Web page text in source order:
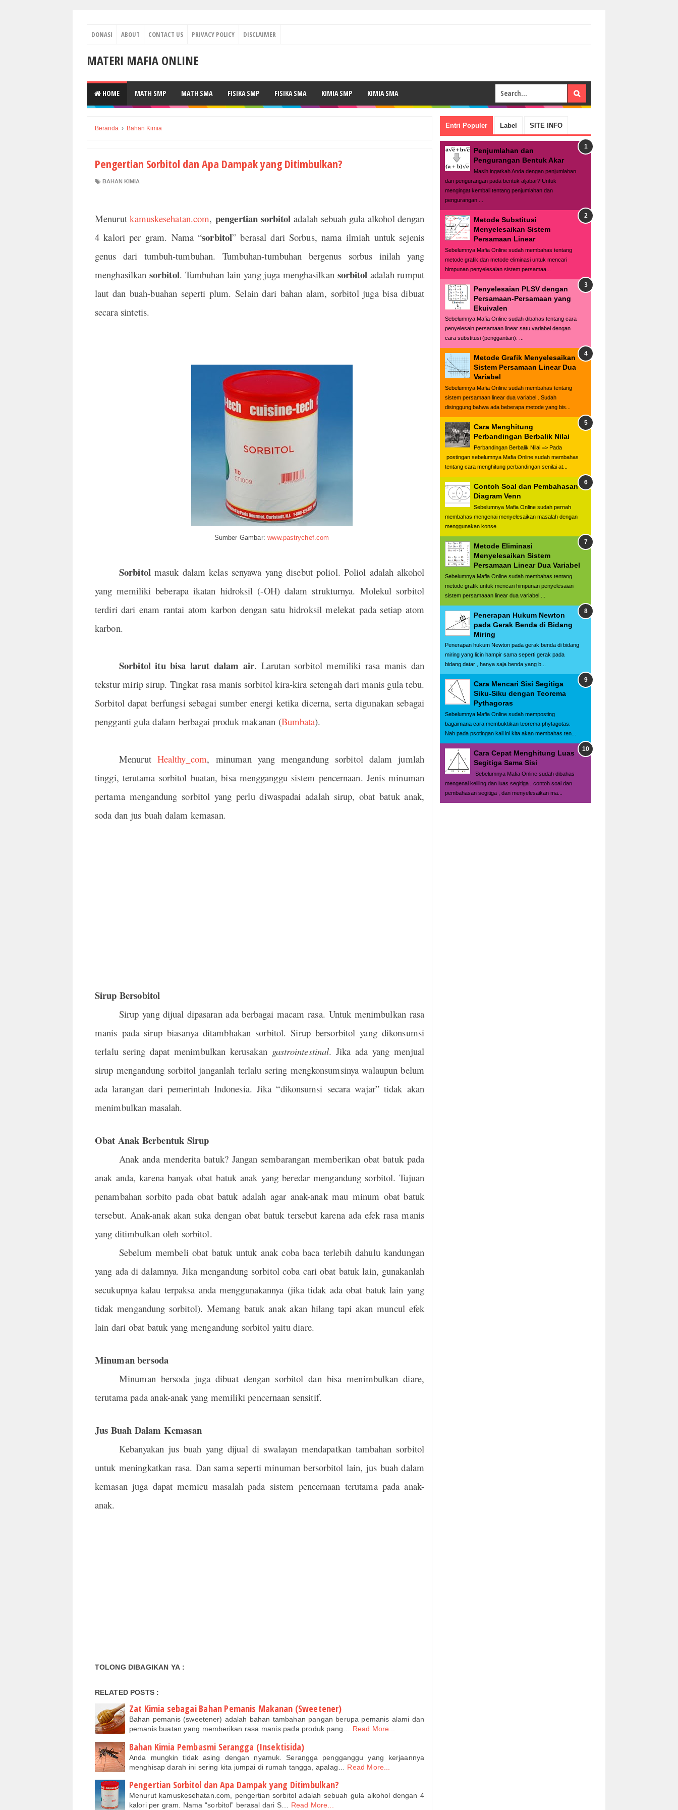
DONASI ABOUT CONTACT US PRIVACY POLICY DISCLAIMER
MATERI MAFIA ONLINE
HOME MATH SMP MATH SMA FISIKA SMP FISIKA SMA KIMIA SMP KIMIA SMA
Beranda › Bahan Kimia
Pengertian Sorbitol dan Apa Dampak yang Ditimbulkan?
BAHAN KIMIA
Menurutkamuskesehatan.com, pengertian sorbitol adalah sebuah gula alkohol dengan
4 kalori per gram. Nama “sorbitol” berasal dari Sorbus, nama ilmiah untuk sejenis
genus dari tumbuh-tumbuhan. Tumbuhan-tumbuhan bergenus sorbus inilah yang
menghasilkan sorbitol. Tumbuhan lain yang juga menghasilkan sorbitol adalah rumput
laut dan buah-buahan seperti plum. Selain dari bahan alam, sorbitol juga bisa dibuat
secara sintetis.
Sumber Gambar:www.pastrychef.com
Sorbitolmasuk dalam kelas senyawa yang disebut poliol. Poliol adalah alkohol
yang memiliki beberapa ikatan hidroksil (-OH) dalam strukturnya. Molekul sorbitol
terdiri dari enam rantai atom karbon dengan satu hidroksil melekat pada setiap atom
karbon.
Sorbitol itu bisa larut dalam air. Larutan sorbitol memiliki rasa manis dan
tekstur mirip sirup. Tingkat rasa manis sorbitol kira-kira setengah dari manis gula tebu.
Sorbitol dapat berfungsi sebagai sumber energi ketika dicerna, serta digunakan sebagai
pengganti gula dalam berbagai produk makanan (Bumbata).
Menurut Healthy_com, minuman yang mengandung sorbitol dalam jumlah
tinggi, terutama sorbitol buatan, bisa mengganggu sistem pencernaan. Jenis minuman
pertama mengandung sorbitol yang perlu diwaspadai adalah sirup, obat batuk anak,
soda dan jus buah dalam kemasan.
Sirup Bersobitol
Sirup yang dijual dipasaran ada berbagai macam rasa. Untuk menimbulkan rasa
manis pada sirup biasanya ditambhakan sorbitol. Sirup bersorbitol yang dikonsumsi
terlalu sering dapat menimbulkan kerusakan gastrointestinal. Jika ada yang menjual
sirup mengandung sorbitol janganlah terlalu sering mengkonsumsinya walaupun belum
ada larangan dari pemerintah Indonesia. Jika “dikonsumsi secara wajar” tidak akan
menimbulkan masalah.
Obat Anak Berbentuk Sirup
Anak anda menderita batuk? Jangan sembarangan memberikan obat batuk pada
anak anda, karena banyak obat batuk anak yang beredar mengandung sorbitol. Tujuan
penambahan sorbito pada obat batuk adalah agar anak-anak mau minum obat batuk
tersebut. Anak-anak akan suka dengan obat batuk tersebut karena ada efek rasa manis
yang ditimbulkan oleh sorbitol.
Sebelum membeli obat batuk untuk anak coba baca terlebih dahulu kandungan
yang ada di dalamnya. Jika mengandung sorbitol coba cari obat batuk lain, gunakanlah
secukupnya kalau terpaksa anda menggunakannya (jika tidak ada obat batuk lain yang
tidak mengandung sorbitol). Memang batuk anak akan hilang tapi akan muncul efek
lain dari obat batuk yang mengandung sorbitol yaitu diare.
Minuman bersoda
Minuman bersoda juga dibuat dengan sorbitol dan bisa menimbulkan diare,
terutama pada anak-anak yang memiliki pencernaan sensitif.
Jus Buah Dalam Kemasan
Kebanyakan jus buah yang dijual di swalayan mendapatkan tambahan sorbitol
untuk meningkatkan rasa. Dan sama seperti minuman bersorbitol lain, jus buah dalam
kemasan juga dapat memicu masalah pada sistem pencernaan terutama pada anak-
anak.
TOLONG DIBAGIKAN YA :
RELATED POSTS :
Zat Kimia sebagai Bahan Pemanis Makanan (Sweetener)
Bahan pemanis (sweetener) adalah bahan tambahan pangan berupa pemanis alami dan
pemanis buatan yang memberikan rasa manis pada produk pang…
Read More...
Bahan Kimia Pembasmi Serangga (Insektisida)
Anda mungkin tidak asing dengan nyamuk. Serangga pengganggu yang kerjaannya
menghisap darah ini sering kita jumpai di rumah tangga, apalag…
Read More...
Pengertian Sorbitol dan Apa Dampak yang Ditimbulkan?
Menurut kamuskesehatan.com, pengertian sorbitol adalah sebuah gula alkohol dengan 4
kalori per gram. Nama “sorbitol” berasal dari S…
Read More...
Entri Populer Label SITE INFO
Penjumlahan dan
Pengurangan Bentuk Akar
Masih ingatkah Anda dengan penjumlahan
dan pengurangan pada bentuk aljabar? Untuk
mengingat kembali tentang penjumlahan dan
pengurangan ...
Metode Substitusi
Menyelesaikan Sistem
Persamaan Linear
Sebelumnya Mafia Online sudah membahas tentang
metode grafik dan metode eliminasi untuk mencari
himpunan penyelesaian sistem persamaa...
Penyelesaian PLSV dengan
Persamaan-Persamaan yang
Ekuivalen
Sebelumnya Mafia Online sudah dibahas tentang cara
penyelesain persamaan linear satu variabel dengan
cara substitusi (penggantian). ...
Metode Grafik Menyelesaikan
Sistem Persamaan Linear Dua
Variabel
Sebelumnya Mafia Online sudah membahas tentang
sistem persamaan linear dua variabel . Sudah
disinggung bahwa ada beberapa metode yang bis...
Cara Menghitung
Perbandingan Berbalik Nilai
Perbandingan Berbalik Nilai => Pada
postingan sebelumnya Mafia Online sudah membahas
tentang cara menghitung perbandingan senilai at...
Contoh Soal dan Pembahasan
Diagram Venn
Sebelumnya Mafia Online sudah pernah
membahas mengenai menyelesaikan masalah dengan
menggunakan konse...
Metode Eliminasi
Menyelesaikan Sistem
Persamaan Linear Dua Variabel
Sebelumnya Mafia Online sudah membahas tentang
metode grafik untuk mencari himpunan penyelesaian
sistem persamaaan linear dua variabel ...
Penerapan Hukum Newton
pada Gerak Benda di Bidang
Miring
Penerapan hukum Newton pada gerak benda di bidang
miring yang licin hampir sama seperti gerak pada
bidang datar , hanya saja benda yang b...
Cara Mencari Sisi Segitiga
Siku-Siku dengan Teorema
Pythagoras
Sebelumnya Mafia Online sudah memposting
bagaimana cara membuktikan teorema phytagotas.
Nah pada psotingan kali ini kita akan membahas ten...
Cara Cepat Menghitung Luas
Segitiga Sama Sisi
Sebelumnya Mafia Online sudah dibahas
mengenai keliling dan luas segitiga , contoh soal dan
pembahasan segitiga , dan menyelesaikan ma...